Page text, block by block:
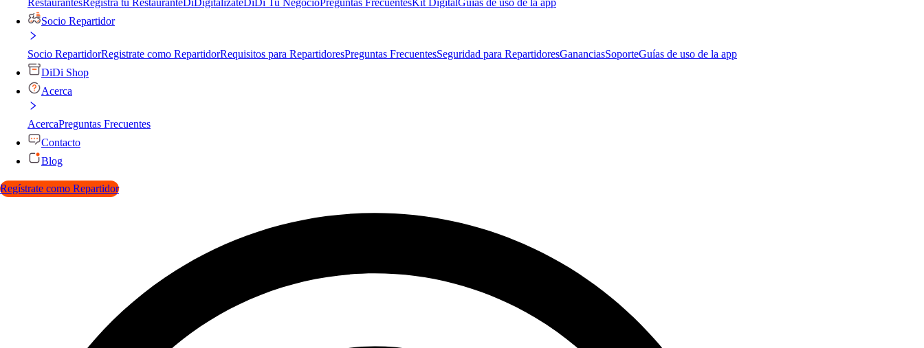
RestaurantesRegistra tu RestauranteDiDigitalízateDiDi Tu NegocioPreguntas FrecuentesKit DigitalGuías de uso de la app
Socio Repartidor
Socio RepartidorRegistrate como RepartidorRequisitos para RepartidoresPreguntas FrecuentesSeguridad para RepartidoresGananciasSoporteGuías de uso de la app
DiDi Shop
Acerca
AcercaPreguntas Frecuentes
Contacto
Blog
Regístrate como Repartidor